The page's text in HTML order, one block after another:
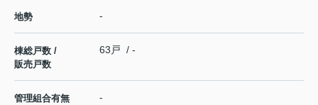
地勢 -
棟総戸数 /
販売戸数
63戸 / -
管理組合有無 -